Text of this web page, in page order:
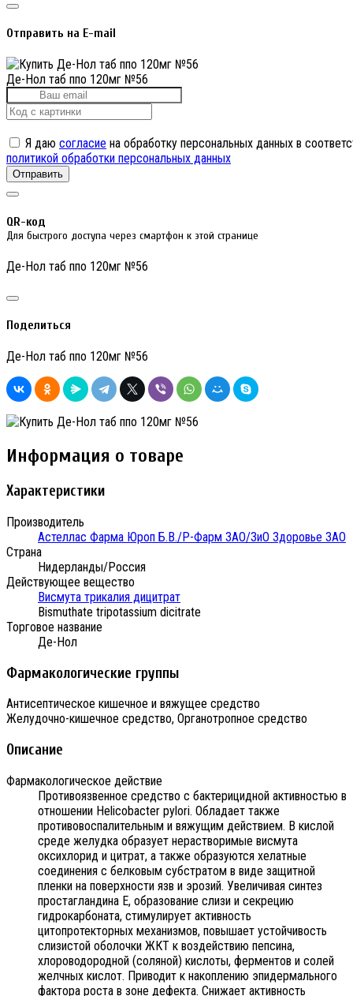
Отправить на E-mail
Де-Нол таб ппо 120мг №56
Я даю согласие на обработку персональных данных в
политикой обработки персональных данных
Отправить
QR-код
Для быстрого доступа через смартфон к этой странице
Де-Нол таб ппо 120мг №56
Поделиться
Де-Нол таб ппо 120мг №56
Информация о товаре
Характеристики
Производитель
Астеллас Фарма Юроп Б.В./Р-Фарм ЗАО/ЗиО Здоровье ЗАО
Страна
Нидерланды/Россия
Действующее вещество
Висмута трикалия дицитрат
Bismuthate tripotassium dicitrate
Торговое название
Де-Нол
Фармакологические группы
Антисептическое кишечное и вяжущее средство
Желудочно-кишечное средство, Органотропное средство
Описание
Фармакологическое действие
Противоязвенное средство с бактерицидной активностью в
отношении Helicobacter pylori. Обладает также
противовоспалительным и вяжущим действием. В кислой
среде желудка образует нерастворимые висмута
оксихлорид и цитрат, а также образуются хелатные
соединения с белковым субстратом в виде защитной
пленки на поверхности язв и эрозий. Увеличивая синтез
простагландина Е, образование слизи и секрецию
гидрокарбоната, стимулирует активность
цитопротекторных механизмов, повышает устойчивость
слизистой оболочки ЖКТ к воздействию пепсина,
хлороводородной (соляной) кислоты, ферментов и солей
желчных кислот. Приводит к накоплению эпидермального
фактора роста в зоне дефекта. Снижает активность